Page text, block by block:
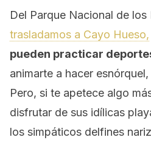
Del Parque Nacional de los
trasladamos a Cayo Hueso,
pueden practicar
animarte a hacer
Pero, si te apetece algo
disfrutar de sus idílicas
los simpáticos delfines